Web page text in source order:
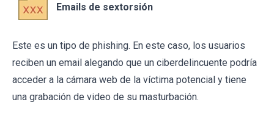
Emails de sextorsión
Este es un tipo de phishing. En este caso, los usuarios
reciben un email alegando que un ciberdelincuente podría
acceder a la cámara web de la víctima potencial y tiene
una grabación de video de su masturbación.